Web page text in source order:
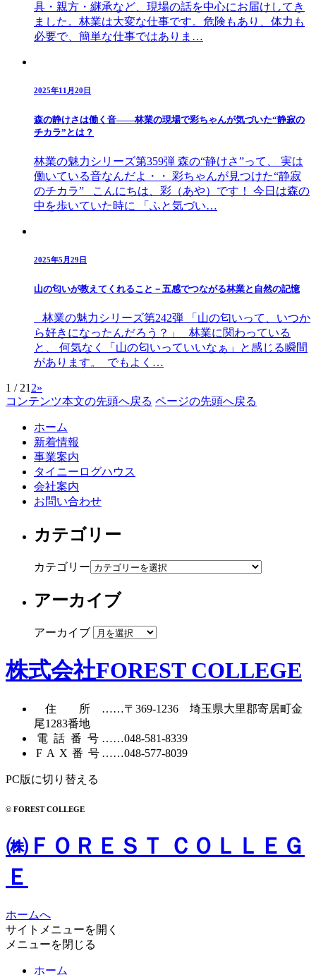
具・親方・継承など、現場の話を中心にお届けしてき
ました。林業は大変な仕事です。危険もあり、体力も
必要で、簡単な仕事ではありま…
2025年11月20日
森の静けさは働く音――林業の現場で彩ちゃんが気づいた“静寂の
チカラ”とは？
林業の魅力シリーズ第359弾 森の“静けさ”って、 実は
働いている音なんだよ・・ 彩ちゃんが見つけた“静寂
のチカラ” こんにちは、彩（あや）です！ 今日は森の
中を歩いていた時に 「ふと気づい…
2025年5月29日
山の匂いが教えてくれること－五感でつながる林業と自然の記憶
林業の魅力シリーズ第242弾 「山の匂いって、いつか
ら好きになったんだろう？」 林業に関わっている
と、 何気なく「山の匂いっていいなぁ」と感じる瞬間
があります。 でもよく…
1 / 21 2»
コンテンツ本文の先頭へ戻る ページの先頭へ戻る
ホーム
新着情報
事業案内
タイニーログハウス
会社案内
お問い合わせ
カテゴリー
カテゴリー
アーカイブ
アーカイブ
株式会社FOREST COLLEGE
住所……〒369-1236 埼玉県大里郡寄居町金
尾1283番地
電話番号……048-581-8339
FAX番号……048-577-8039
PC版に切り替える
© FOREST COLLEGE
㈱ＦＯＲＥＳＴ ＣＯＬＬＥＧ
Ｅ
ホームへ
サイトメニューを開く
メニューを閉じる
ホーム